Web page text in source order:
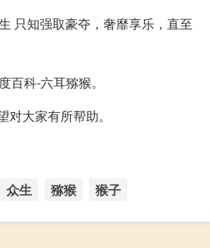
只知强取豪夺，奢靡享乐，直至
百科-六耳猕猴。
大家有所帮助。
众生 猕猴 猴子